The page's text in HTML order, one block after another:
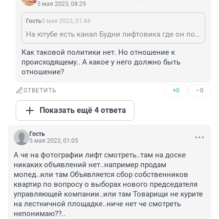
5 мая 2023, 08:29
Гость5 мая 2023, 01:44
На ютубе есть канал Будни лифтовика где он показывает принципы действия ловителей и последствия пъяных попрыгушек в лифтах. В последних роликах появляется политика, но пока её мало.
Как таковой политики нет. Но отношение к
происходящему.. А какое у него должно быть
отношение?
ОТВЕТИТЬ +0 –0
Показать ещё 4 ответа
Гость
5 мая 2023, 01:05
А че на фотографии лифт смотреть..там на доске
никаких объявлений нет..например продам
мопед..или там Объявляется сбор собственников
квартир по вопросу о выборах нового председателя
управляющей компании..или там Товарищи не курите
на лестничной площадке..ниче нет че смотреть
непонимаю??..